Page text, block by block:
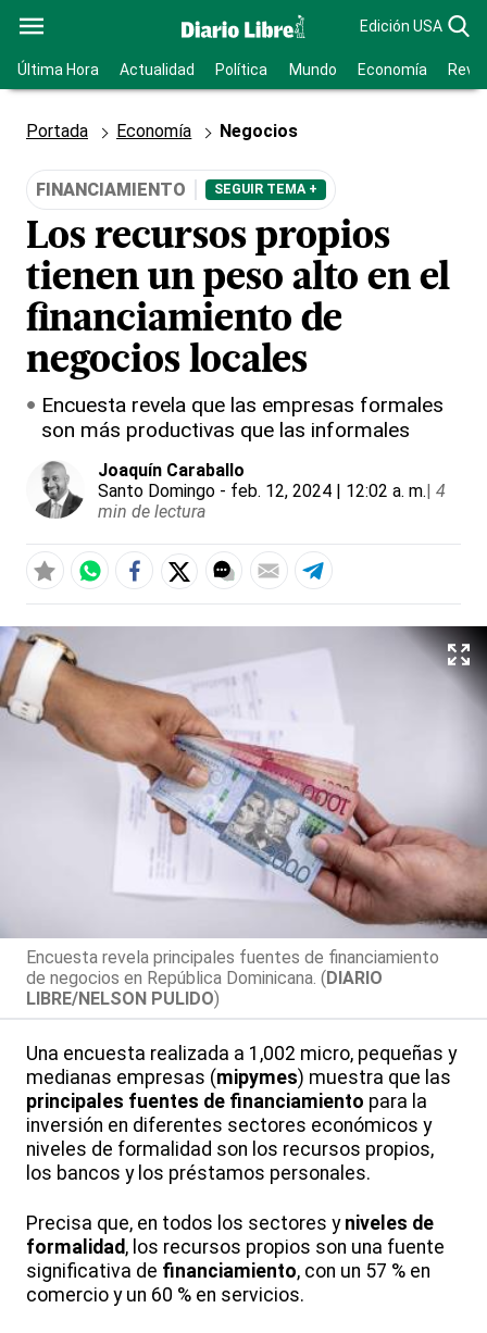
Edición USA
Última Hora Actualidad Política Mundo Economía
Portada Economía Negocios
FINANCIAMIENTO SEGUIR TEMA +
Los recursos propios
tienen un peso alto en el
financiamiento de
negocios locales
Encuesta revela que las empresas formales
son más productivas que las informales
Joaquín Caraballo
Santo Domingo - feb. 12, 2024 | 12:02 a. m.| 4
min de lectura
Encuesta revela principales fuentes de financiamiento
de negocios en República Dominicana. (DIARIO
LIBRE/NELSON PULIDO)
Una encuesta realizada a 1,002 micro, pequeñas y
medianas empresas (mipymes) muestra que las
principales fuentes de financiamiento para la
inversión en diferentes sectores económicos y
niveles de formalidad son los recursos propios,
los bancos y los préstamos personales.
Precisa que, en todos los sectores y niveles de
formalidad, los recursos propios son una fuente
significativa de financiamiento, con un 57 % en
comercio y un 60 % en servicios.